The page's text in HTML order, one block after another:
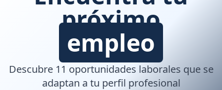
próximo
empleo
Descubre 11 oportunidades laborales que se
adaptan a tu perfil profesional